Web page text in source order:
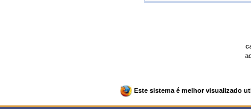
Este sistema é melhor visualizado